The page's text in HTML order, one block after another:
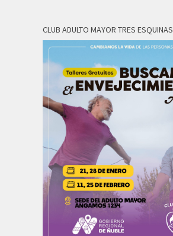
CLUB ADULTO MAYOR TRES ESQUINAS